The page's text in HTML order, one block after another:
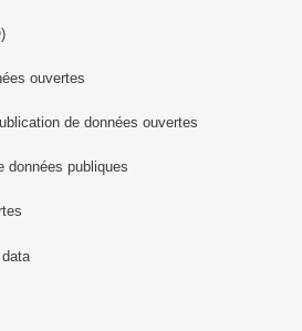
ouvertes
de données ouvertes
données publiques